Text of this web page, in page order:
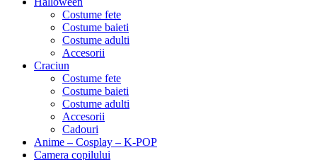
Costume fete
Costume baieti
Costume adulti
Accesorii
Craciun
Costume fete
Costume baieti
Costume adulti
Accesorii
Cadouri
Anime – Cosplay – K‑POP
Camera copilului